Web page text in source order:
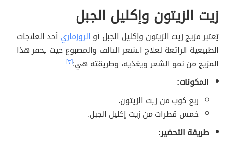
زيت الزيتون وإكليل الجبل
يُعتبر مزيج زيت الزيتون وإكليل الجبل أو الروزماري أحد العلاجات
الطبيعية الرائعة لعلاج الشعر التالف والمصبوغ حيث يحفز هذا
المزيج من نمو الشعر ويغذيه، وطريقته هي:[٣]
المكونات:
ربع كوب من زيت الزيتون.
خمس قطرات من زيت إكليل الجبل.
طريقة التحضير: